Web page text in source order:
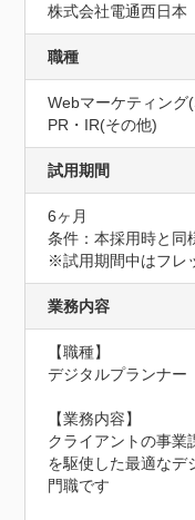
株式会社電通西日本
職種
Webマーケティング
PR・IR(その他)
試用期間
6ヶ月
条件：本採用時と同
※試用期間中はフレ
業務内容
【職種】
デジタルプランナー
【業務内容】
クライアントの事業
を駆使した最適なデ
門職です